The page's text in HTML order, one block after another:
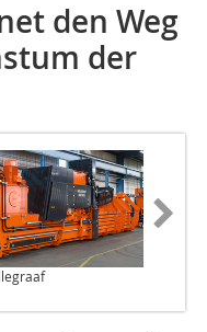
den Weg
der